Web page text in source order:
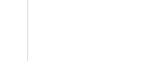
สถานที่ไว้ในอินเทอร์เฟซที่ออกแบบมาสำ
นี้ยังมีบริการแบ็กเอนด์เพื่อช่วยจัดการเส้
เรียกดูข้อมูลทางด้านขวาเพื่อดูว่าบริการระบบเคลื่อ